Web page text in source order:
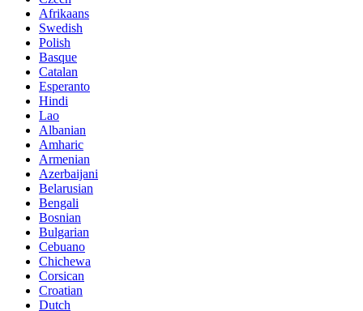
Afrikaans
Swedish
Polish
Basque
Catalan
Esperanto
Hindi
Lao
Albanian
Amharic
Armenian
Azerbaijani
Belarusian
Bengali
Bosnian
Bulgarian
Cebuano
Chichewa
Corsican
Croatian
Dutch